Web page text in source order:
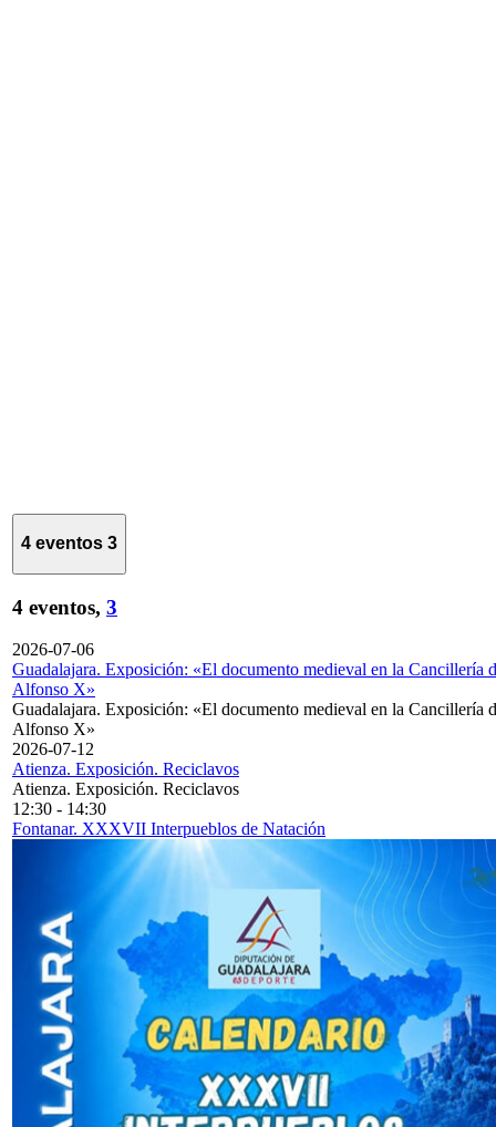
4 eventos 3
4 eventos, 3
2026-07-06
Guadalajara. Exposición: «El documento medieval en la Cancillería
Alfonso X»
Guadalajara. Exposición: «El documento medieval en la Cancillería
Alfonso X»
2026-07-12
Atienza. Exposición. Reciclavos
Atienza. Exposición. Reciclavos
12:30 - 14:30
Fontanar. XXXVII Interpueblos de Natación